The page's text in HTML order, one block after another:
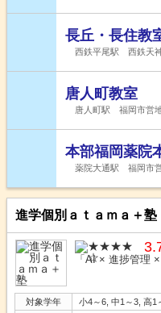
長丘・長住教
西鉄平尾駅 西鉄天
唐人町教室
唐人町駅 福岡市営
本部福岡薬院
薬院大通駅 福岡市
進学個別ａｔａｍａ＋塾
「AI × 進捗管理
対象学年
小4～6, 中1～3, 高1